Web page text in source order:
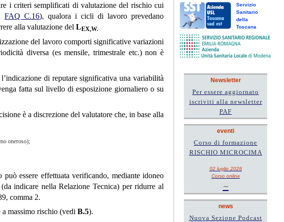
i criteri semplificati di valutazione del rischio cui
FAQ C.16), qualora i cicli di lavoro prevedano
alla valutazione del LEX,W.
del lavoro comporti significative variazioni
diversa (es mensile, trimestrale etc.) non è
di reputare significativa una variabilità
fatta sul livello di esposizione giornaliero o su
è a discrezione del valutatore che, in base alla
oneroso);
essere effettuata verificando, mediante idoneo
indicare nella Relazione Tecnica) per ridurre al
comma 2.
massimo rischio (vedi B.5).
Servizio
Sanitario
della
Toscana
Newsletter
Per essere aggiornato
iscriviti alla newsletter
PAF
eventi
Corso di formazione
RISCHIO MICROCIMA
02 luglio 2026
Corso online
~
news
Nuova Sezione Podcast